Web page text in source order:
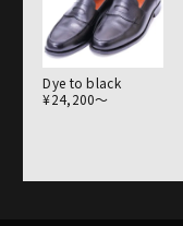
Dye to black
¥24,200〜